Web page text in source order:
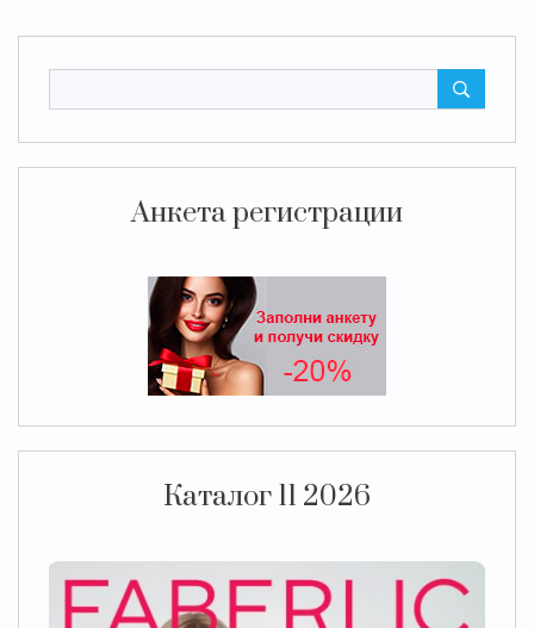
Анкета регистрации
Каталог 11 2026